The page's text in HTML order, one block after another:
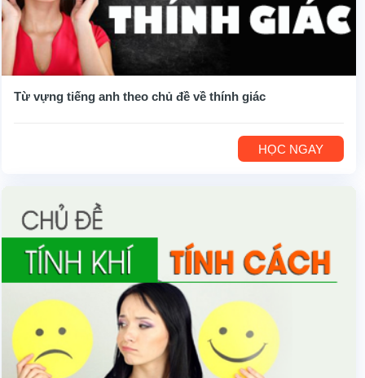
Từ vựng tiếng anh theo chủ đề về thính giác
HỌC NGAY